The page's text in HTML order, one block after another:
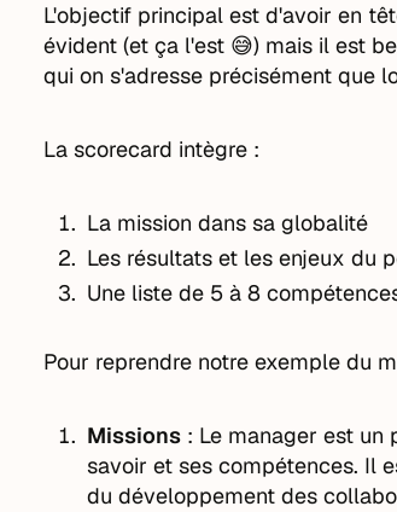
L'objectif principal est d'avoir en
évident (et ça l'est 😅) mais il est
qui on s'adresse précisément que
La scorecard intègre :
La mission dans sa globalité
Les résultats et les enjeux du
Une liste de 5 à 8
Pour reprendre notre exemple du
Missions : Le manager est un
savoir et ses compétences. Il
du développement des